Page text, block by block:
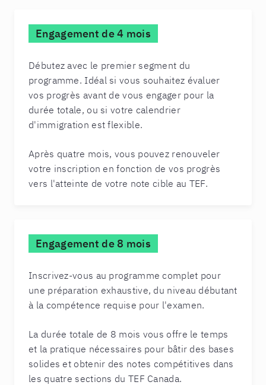
Engagement de 4 mois
Débutez avec le premier segment du
programme. Idéal si vous souhaitez évaluer
vos progrès avant de vous engager pour la
durée totale, ou si votre calendrier
d'immigration est flexible.
Après quatre mois, vous pouvez renouveler
votre inscription en fonction de vos progrès
vers l'atteinte de votre note cible au TEF.
Engagement de 8 mois
Inscrivez-vous au programme complet pour
une préparation exhaustive, du niveau débutant
à la compétence requise pour l'examen.
La durée totale de 8 mois vous offre le temps
et la pratique nécessaires pour bâtir des bases
solides et obtenir des notes compétitives dans
les quatre sections du TEF Canada.